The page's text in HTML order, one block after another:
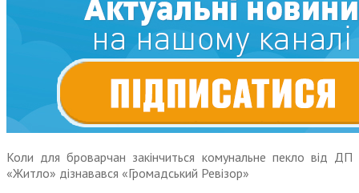
Коли для броварчан закінчиться комунальне пекло від ДП
«Житло» дізнавався «Громадський Ревізор»